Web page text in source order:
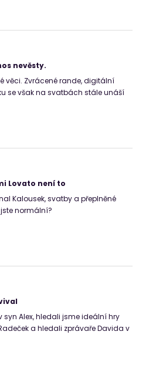
nevěsty.
věci. Zvrácené rande, digitální
se však na svatbách stále unáší
Lovato není to
Kalousek, svatby a přeplněné
normální?
syn Alex, hledali jsme ideální hry
a hledali zprávaře Davida v